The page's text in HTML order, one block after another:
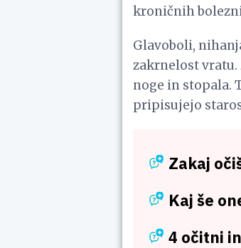
kroničnih
Glavoboli,
zakrnelost vratu.
noge in stopala.
pripisujejo
Zakaj
Kaj še
4 očitni